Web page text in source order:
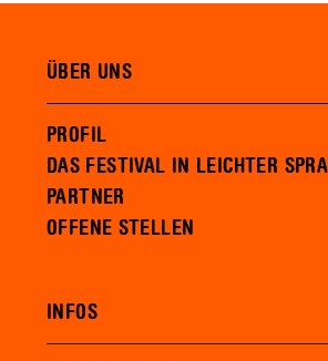
ÜBER UNS
PROFIL
DAS FESTIVAL IN LEICHTER
PARTNER
OFFENE STELLEN
INFOS